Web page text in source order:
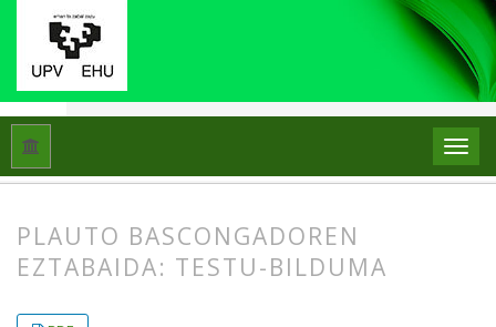
Hasiera Artikuluak
PLAUTO BASCONGADOREN
EZTABAIDA: TESTU-BILDUMA